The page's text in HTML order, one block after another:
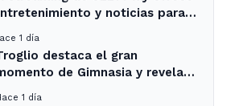
y noticias para
1 día
destaca el gran
de Gimnasia y revela
1 día